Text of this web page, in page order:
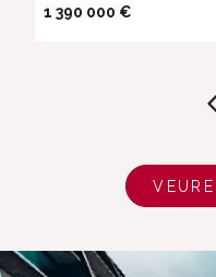
1 390 000 €